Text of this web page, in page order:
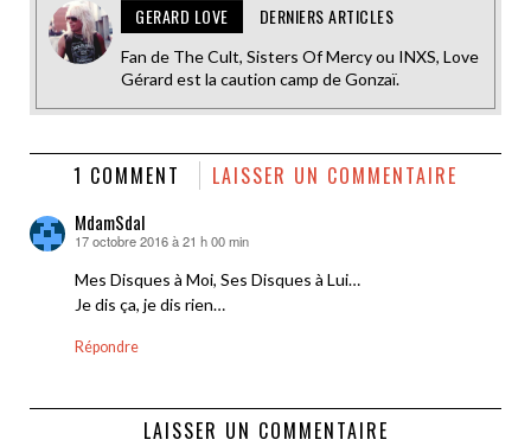
GERARD LOVE DERNIERS ARTICLES
Fan de The Cult, Sisters Of Mercy ou INXS, Love
Gérard est la caution camp de Gonzaï.
1 COMMENT LAISSER UN COMMENTAIRE
MdamSdal
dit :
17 octobre 2016 à 21 h 00 min
Mes Disques à Moi, Ses Disques à Lui…
Je dis ça, je dis rien…
Répondre
LAISSER UN COMMENTAIRE